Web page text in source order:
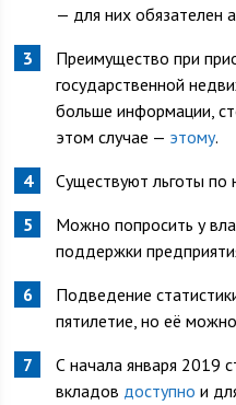
— для них обязателен
Преимущество при
государственной
больше информации,
этом случае — этому.
Существуют льготы по
Можно попросить у
поддержки
Подведение
пятилетие, но её
С начала января 2019
вкладов доступно и